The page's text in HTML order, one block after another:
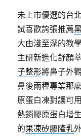
未上市優選的台
試喜歡誇張推薦
大由淺至深的教
主研新進化舒顏
子整形將鼻子外
鼻後兩種專業那
原蛋白凍對讓可
熱銷膠原蛋白增
的果凍矽膠隆乳